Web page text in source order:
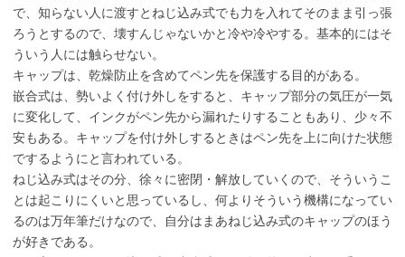
で、知らない人に渡すとねじ込み式でも力を入れてそのまま引っ張
ろうとするので、壊すんじゃないかと冷や冷やする。基本的にはそ
ういう人には触らせない。
キャップは、乾燥防止を含めてペン先を保護する目的がある。
嵌合式は、勢いよく付け外しをすると、キャップ部分の気圧が一気
に変化して、インクがペン先から漏れたりすることもあり、少々不
安もある。キャップを付け外しするときはペン先を上に向けた状態
でするようにと言われている。
ねじ込み式はその分、徐々に密閉・解放していくので、そういうこ
とは起こりにくいと思っているし、何よりそういう機構になってい
るのは万年筆だけなので、自分はまあねじ込み式のキャップのほう
が好きである。